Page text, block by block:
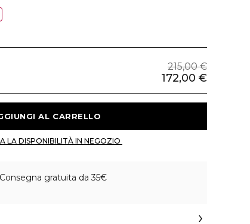
215,00 €
172,00 €
Consegna gratuita da 35€